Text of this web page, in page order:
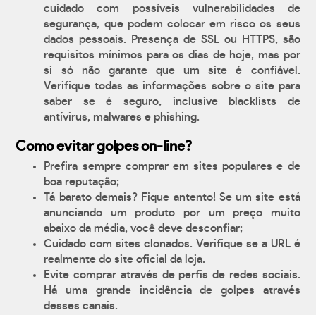
cuidado com possíveis vulnerabilidades de
segurança, que podem colocar em risco os seus
dados pessoais. Presença de SSL ou HTTPS, são
requisitos mínimos para os dias de hoje, mas por
si só não garante que um site é confiável.
Verifique todas as informações sobre o site para
saber se é seguro, inclusive blacklists de
antívirus, malwares e phishing.
Como evitar golpes on-line?
Prefira sempre comprar em sites populares e de
boa reputação;
Tá barato demais? Fique antento! Se um site está
anunciando um produto por um preço muito
abaixo da média, você deve desconfiar;
Cuidado com sites clonados. Verifique se a URL é
realmente do site oficial da loja.
Evite comprar através de perfis de redes sociais.
Há uma grande incidência de golpes através
desses canais.